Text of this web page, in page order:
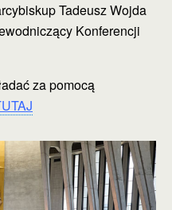
Tadeusz Wojda
Konferencji
za pomocą